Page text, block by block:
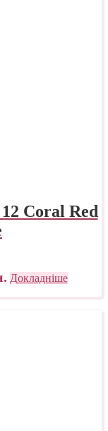
Coral Red
Докладніше